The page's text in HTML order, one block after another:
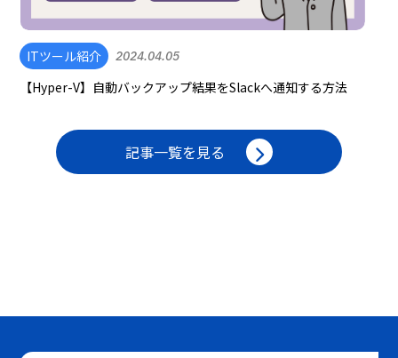
ITツール紹介 2024.04.05
【Hyper-V】自動バックアップ結果をSlackへ通知する方法
記事一覧を見る